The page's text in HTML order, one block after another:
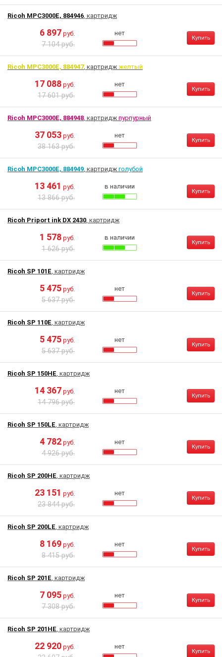
Ricoh MPC3000E, 884946, картридж
6 897 руб.
7 104 руб.
нет
Купить
Ricoh MPC3000E, 884947, картридж желтый
17 088 руб.
17 601 руб.
нет
Купить
Ricoh MPC3000E, 884948, картридж пурпурный
37 053 руб.
38 163 руб.
нет
Купить
Ricoh MPC3000E, 884949, картридж голубой
13 461 руб.
13 866 руб.
в наличии
Купить
Ricoh Priport ink DX 2430, картридж
1 578 руб.
1 626 руб.
в наличии
Купить
Ricoh SP 101E, картридж
5 475 руб.
5 637 руб.
нет
Купить
Ricoh SP 110E, картридж
5 475 руб.
5 637 руб.
нет
Купить
Ricoh SP 150HE, картридж
14 367 руб.
14 796 руб.
нет
Купить
Ricoh SP 150LE, картридж
4 782 руб.
4 926 руб.
нет
Купить
Ricoh SP 200HE, картридж
23 151 руб.
23 844 руб.
нет
Купить
Ricoh SP 200LE, картридж
8 169 руб.
8 415 руб.
нет
Купить
Ricoh SP 201E, картридж
7 095 руб.
7 308 руб.
нет
Купить
Ricoh SP 201HE, картридж
22 920 руб. нет
Купить